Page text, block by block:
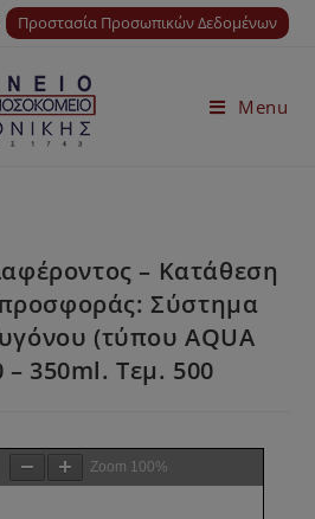
Προστασία Προσωπικών Δεδομένων
Menu
– Κατάθεση
Σύστημα
(τύπου AQUA
– 350ml. Τεμ. 500
Zoom 100%